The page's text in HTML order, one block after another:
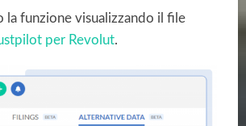
la funzione visualizzando il file
per Revolut.